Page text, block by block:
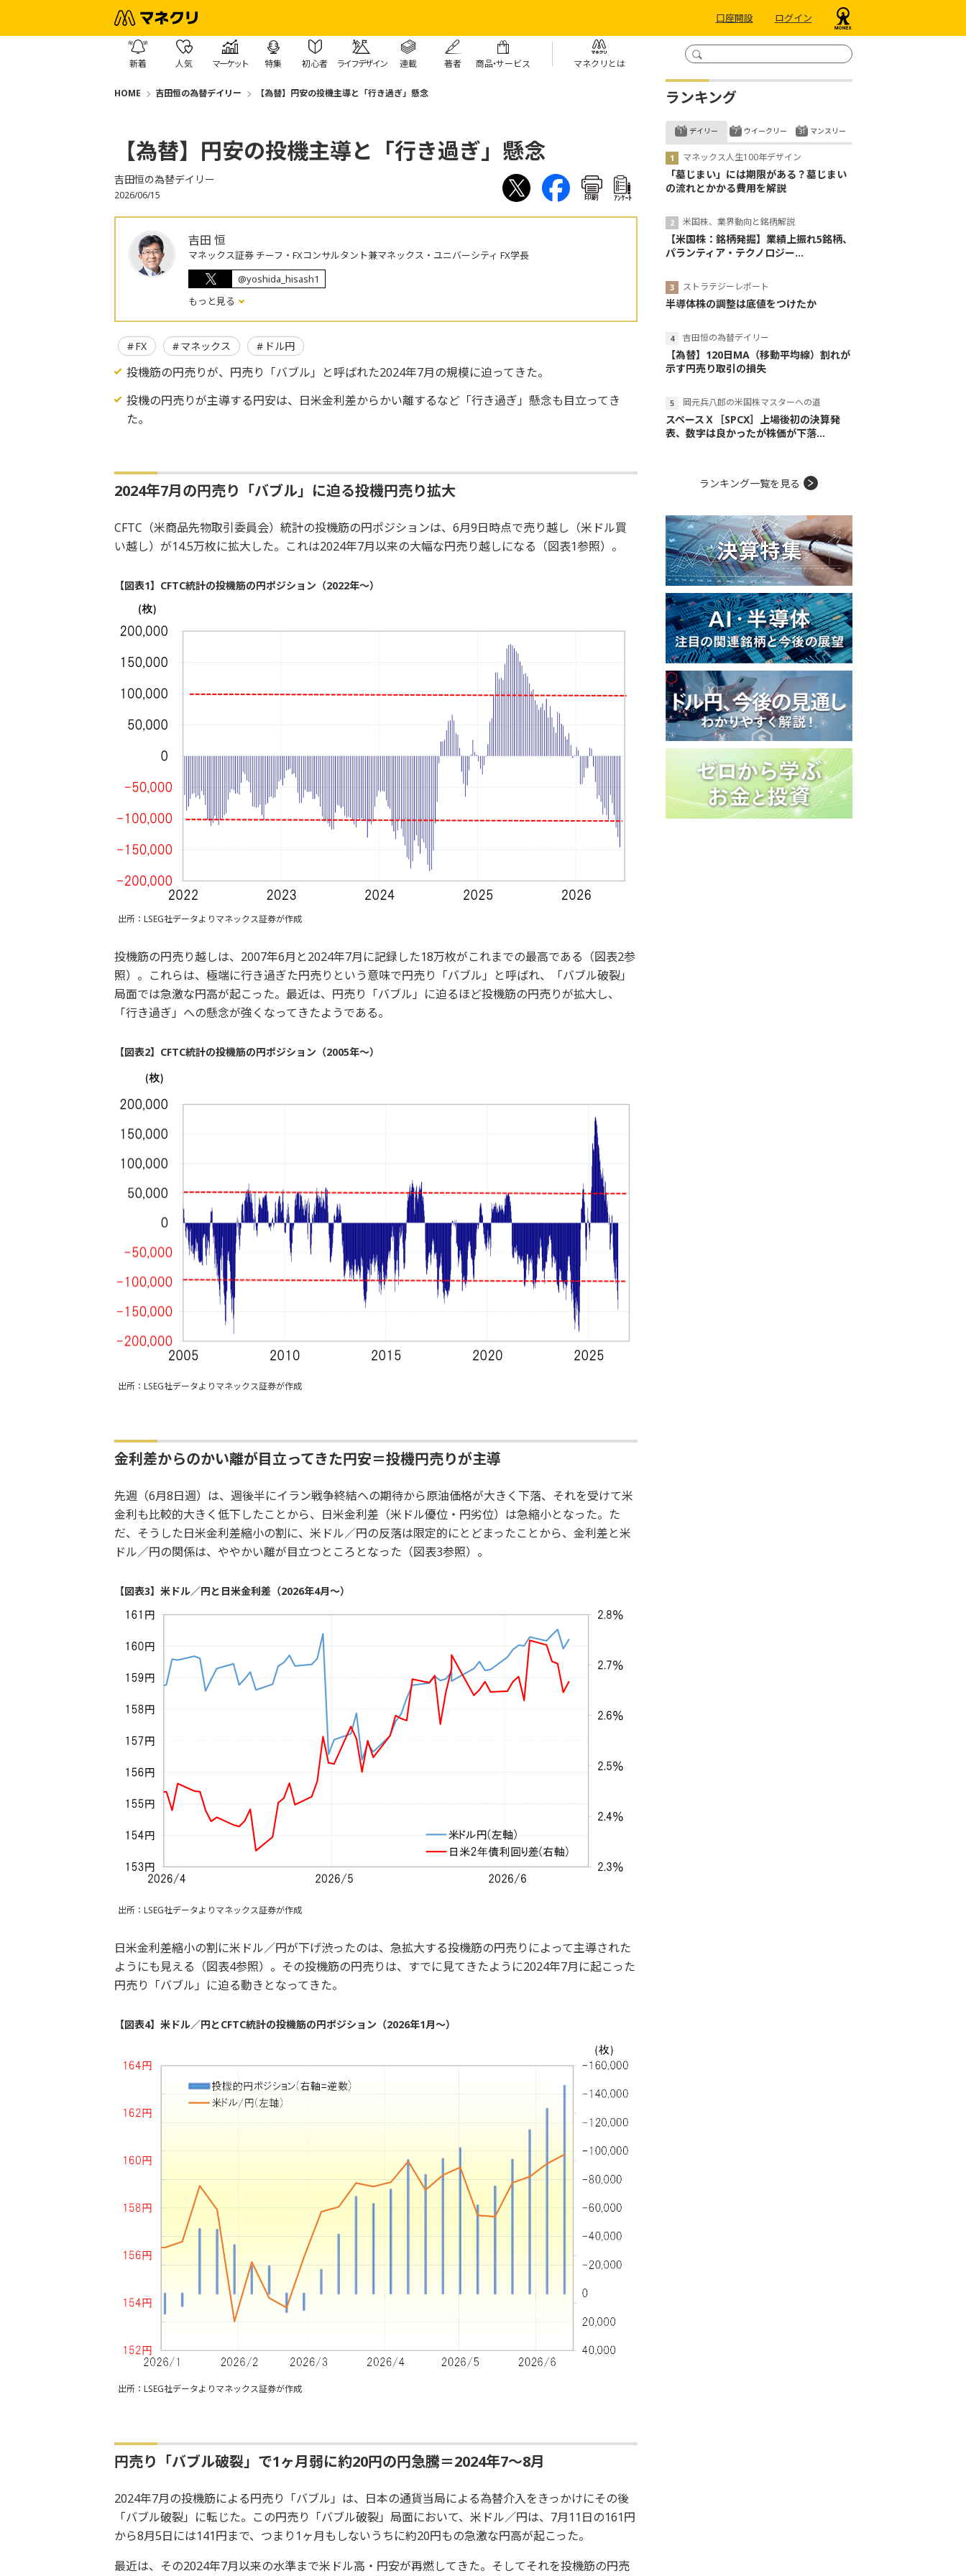
口座開設 ログイン
新着 人気 マーケット 特集 初心者 ライフデザイン 連載 著者 商品・サービス マネクリとは
HOME 吉田恒の為替デイリー 【為替】円安の投機主導と「行き過ぎ」懸念
【為替】円安の投機主導と「行き過ぎ」懸念
吉田恒の為替デイリー
2026/06/15 印刷 ｱﾝｹｰﾄ
吉田 恒
マネックス証券 チーフ・FXコンサルタント兼マネックス・ユニバーシティ FX学長
@yoshida_hisash1
もっと見る
FX マネックス ドル円
投機筋の円売りが、円売り「バブル」と呼ばれた2024年7月の規模に迫ってきた。
投機の円売りが主導する円安は、日米金利差からかい離するなど「行き過ぎ」懸念も目立ってき
た。
2024年7月の円売り「バブル」に迫る投機円売り拡大
CFTC（米商品先物取引委員会）統計の投機筋の円ポジションは、6月9日時点で売り越し（米ドル買
い越し）が14.5万枚に拡大した。これは2024年7月以来の大幅な円売り越しになる（図表1参照）。
【図表1】CFTC統計の投機筋の円ポジション（2022年～）
出所：LSEG社データよりマネックス証券が作成
投機筋の円売り越しは、2007年6月と2024年7月に記録した18万枚がこれまでの最高である（図表2参
照）。これらは、極端に行き過ぎた円売りという意味で円売り「バブル」と呼ばれ、「バブル破裂」
局面では急激な円高が起こった。最近は、円売り「バブル」に迫るほど投機筋の円売りが拡大し、
「行き過ぎ」への懸念が強くなってきたようである。
【図表2】CFTC統計の投機筋の円ポジション（2005年～）
出所：LSEG社データよりマネックス証券が作成
金利差からのかい離が目立ってきた円安＝投機円売りが主導
先週（6月8日週）は、週後半にイラン戦争終結への期待から原油価格が大きく下落、それを受けて米
金利も比較的大きく低下したことから、日米金利差（米ドル優位・円劣位）は急縮小となった。た
だ、そうした日米金利差縮小の割に、米ドル／円の反落は限定的にとどまったことから、金利差と米
ドル／円の関係は、ややかい離が目立つところとなった（図表3参照）。
【図表3】米ドル／円と日米金利差（2026年4月～）
出所：LSEG社データよりマネックス証券が作成
日米金利差縮小の割に米ドル／円が下げ渋ったのは、急拡大する投機筋の円売りによって主導された
ようにも見える（図表4参照）。その投機筋の円売りは、すでに見てきたように2024年7月に起こった
円売り「バブル」に迫る動きとなってきた。
【図表4】米ドル／円とCFTC統計の投機筋の円ポジション（2026年1月～）
出所：LSEG社データよりマネックス証券が作成
円売り「バブル破裂」で1ヶ月弱に約20円の円急騰＝2024年7～8月
2024年7月の投機筋による円売り「バブル」は、日本の通貨当局による為替介入をきっかけにその後
「バブル破裂」に転じた。この円売り「バブル破裂」局面において、米ドル／円は、7月11日の161円
から8月5日には141円まで、つまり1ヶ月もしないうちに約20円もの急激な円高が起こった。
最近は、その2024年7月以来の水準まで米ドル高・円安が再燃してきた。そしてそれを投機筋の円売
ランキング
デイリー
マネックス人生100年デザイン
「墓じまい」には期限がある？墓じまい
の流れとかかる費用を解説
米国株、業界動向と銘柄解説
【米国株：銘柄発掘】業績上振れ5銘柄、
パランティア・テクノロジー...
ストラテジーレポート
半導体株の調整は底値をつけたか
吉田恒の為替デイリー
【為替】120日MA（移動平均線）割れが
示す円売り取引の損失
岡元兵八郎の米国株マスターへの道
スペースＸ［SPCX］上場後初の決算発
表、数字は良かったが株価が下落...
ウイークリー マンスリー
ランキング一覧を見る